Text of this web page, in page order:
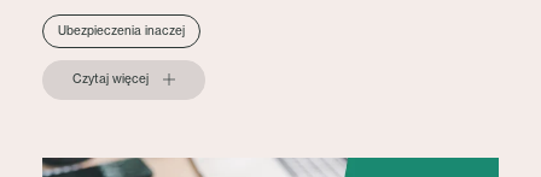
Ubezpieczenia inaczej
Czytaj więcej